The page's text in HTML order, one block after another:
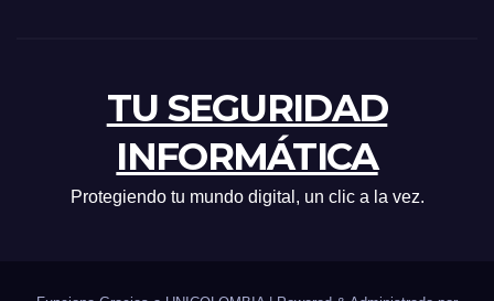
TU SEGURIDAD
INFORMÁTICA
Protegiendo tu mundo digital, un clic a la vez.